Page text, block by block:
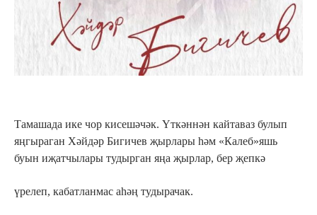
Тамашада ике чор кисешәчәк. Үткәннән кайтаваз булып
яңгыраган Хәйдәр Бигичев җырлары һәм «Калеб»яшь
буын иҗатчылары тудырган яңа җырлар, бер җепкә
үрелеп, кабатланмас аһәң тудырачак.